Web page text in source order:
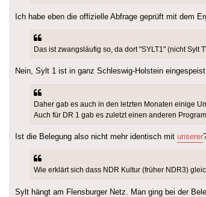
Ich habe eben die offizielle Abfrage geprüft mit dem
Das ist zwangsläufig so, da dort "SYLT1" (nicht Sylt
Nein, Sylt 1 ist in ganz Schleswig-Holstein
Daher gab es auch in den letzten Monaten einige
Auch für DR 1 gab es zuletzt einen anderen
Ist die Belegung also nicht mehr identisch mit unserer
Wie erklärt sich dass NDR Kultur (früher NDR3)
Sylt hängt am Flensburger Netz. Man ging bei der